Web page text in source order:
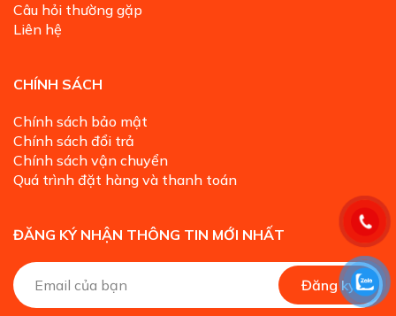
Câu hỏi thường gặp
Liên hệ
CHÍNH SÁCH
Chính sách bảo mật
Chính sách đổi trả
Chính sách vận chuyển
Quá trình đặt hàng và thanh toán
ĐĂNG KÝ NHẬN THÔNG TIN MỚI NHẤT
Đăng ký